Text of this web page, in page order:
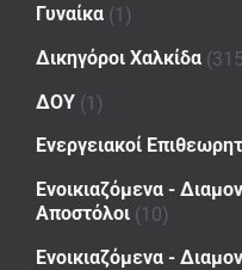
Γυναίκα (1)
Δικηγόροι Χαλκίδα
ΔΟΥ (1)
Ενεργειακοί
Ενοικιαζόμενα -
Αποστόλοι (10)
Ενοικιαζόμενα -